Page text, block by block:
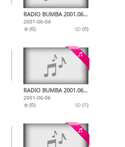
RADIO BUMBA 2001.06.04.
2001-06-04
(0)
(0)
RADIO BUMBA 2001.06.06.
2001-06-06
(0)
(1)